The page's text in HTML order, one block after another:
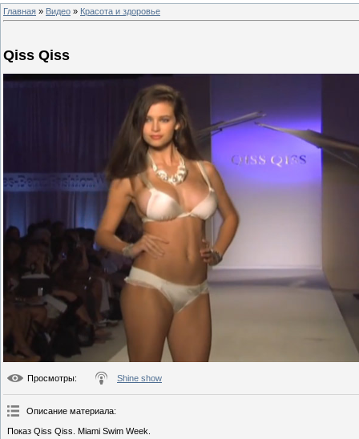
Главная » Видео » Красота и здоровье
Qiss Qiss
Просмотры: Shine show
Описание материала:
Показ Qiss Qiss. Miami Swim Week.